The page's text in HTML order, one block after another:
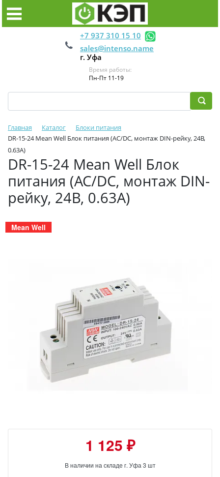
+7 937 310 15 10
sales@intenso.name
г. Уфа
Время работы:
Пн-Пт 11-19
Главная Каталог
Блоки питания
DR-15-24 Mean Well Блок питания (AC/DC, монтаж DIN-рейку, 24В,
0.63А)
DR-15-24 Mean Well Блок
питания (AC/DC, монтаж DIN-
рейку, 24В, 0.63А)
Mean Well
1 125 ₽
В наличии на складе г. Уфа 3 шт